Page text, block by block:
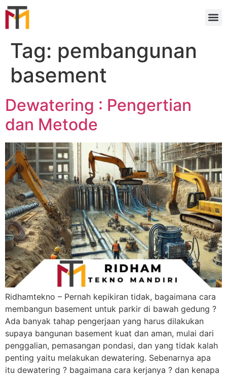
Tag: pembangunan
basement
Dewatering : Pengertian
dan Metode
Ridhamtekno – Pernah kepikiran tidak, bagaimana cara
membangun basement untuk parkir di bawah gedung ?
Ada banyak tahap pengerjaan yang harus dilakukan
supaya bangunan basement kuat dan aman, mulai dari
penggalian, pemasangan pondasi, dan yang tidak kalah
penting yaitu melakukan dewatering. Sebenarnya apa
itu dewatering ? bagaimana cara kerjanya ? dan kenapa